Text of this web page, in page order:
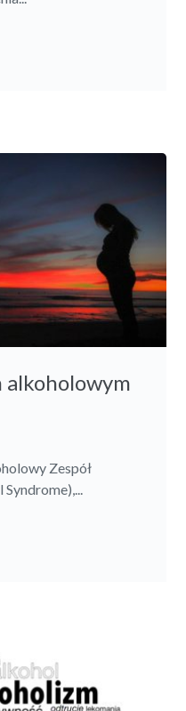
alkoholowym
Zespół